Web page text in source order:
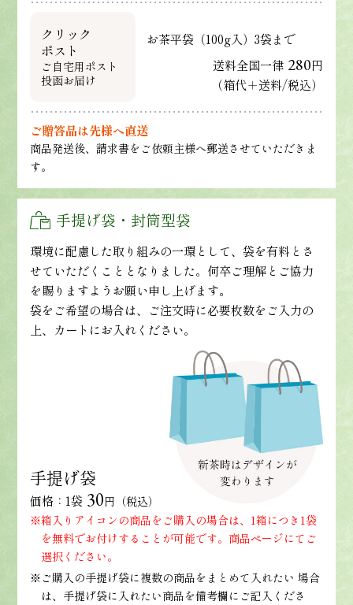
クリック
ポスト
ご自宅用ポスト
投函お届け
お茶平袋（100g入）3袋まで
送料全国一律 280円
（箱代＋送料/税込）
ご贈答品は先様へ直送
商品発送後、請求書をご依頼主様へ郵送させていただきま
す。
手提げ袋・封筒型袋
環境に配慮した取り組みの一環として、袋を有料とさ
せていただくこととなりました。何卒ご理解とご協力
を賜りますようお願い申し上げます。
袋をご希望の場合は、ご注文時に必要枚数をご入力の
上、カートにお入れください。
手提げ袋
価格：1袋 30円（税込）
※箱入りアイコンの商品をご購入の場合は、1箱につき1袋
を無料でお付けすることが可能です。商品ページにてご
選択ください。
※ご購入の手提げ袋に複数の商品をまとめて入れたい 場合
は、手提げ袋に入れたい商品を備考欄にご記入くださ